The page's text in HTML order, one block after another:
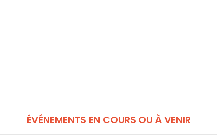
ÉVÉNEMENTS EN COURS OU À VENIR